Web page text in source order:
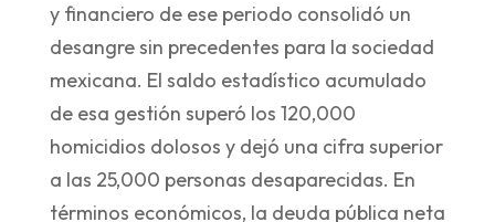
y financiero de ese periodo consolidó un
desangre sin precedentes para la sociedad
mexicana. El saldo estadístico acumulado
de esa gestión superó los 120,000
homicidios dolosos y dejó una cifra superior
a las 25,000 personas desaparecidas. En
términos económicos, la deuda pública neta